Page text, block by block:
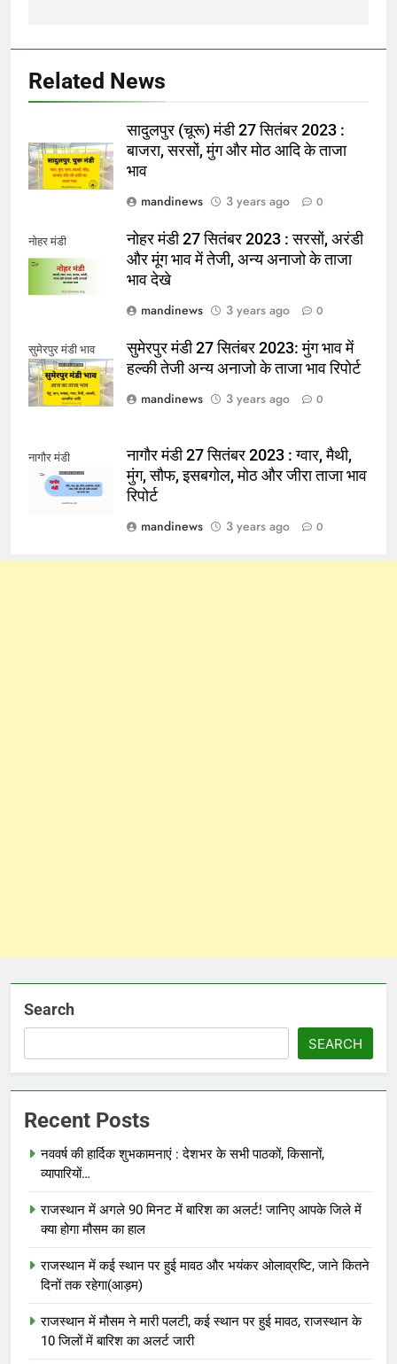
Related News
सादुलपुर (चूरू) मंडी 27 सितंबर 2023 :
बाजरा, सरसों, मुंग और मोठ आदि के ताजा
भाव
mandinews
3 years ago 0
नोहर मंडी
नोहर मंडी 27 सितंबर 2023 : सरसों, अरंडी
और मूंग भाव में तेजी, अन्य अनाजो के ताजा
भाव देखे
mandinews
3 years ago 0
सुमेरपुर मंडी भाव
सुमेरपुर मंडी 27 सितंबर 2023: मुंग भाव में
हल्की तेजी अन्य अनाजो के ताजा भाव रिपोर्ट
mandinews
3 years ago 0
नागौर मंडी
नागौर मंडी 27 सितंबर 2023 : ग्वार, मैथी,
मुंग, सौफ, इसबगोल, मोठ और जीरा ताजा भाव
रिपोर्ट
mandinews
3 years ago 0
Search
SEARCH
Recent Posts
नववर्ष की हार्दिक शुभकामनाएं : देशभर के सभी पाठकों, किसानों,
व्यापारियों…
राजस्थान में अगले 90 मिनट में बारिश का अलर्ट! जानिए आपके जिले में
क्या होगा मौसम का हाल
राजस्थान में कई स्थान पर हुई मावठ और भयंकर ओलाव्रष्टि, जाने कितने
दिनों तक रहेगा(आड़म)
राजस्थान में मौसम ने मारी पलटी, कई स्थान पर हुई मावठ, राजस्थान के
10 जिलों में बारिश का अलर्ट जारी